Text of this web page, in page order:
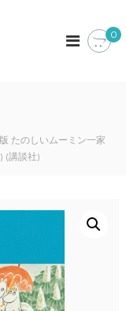
0
たのしいムーミン一家
(講談社)